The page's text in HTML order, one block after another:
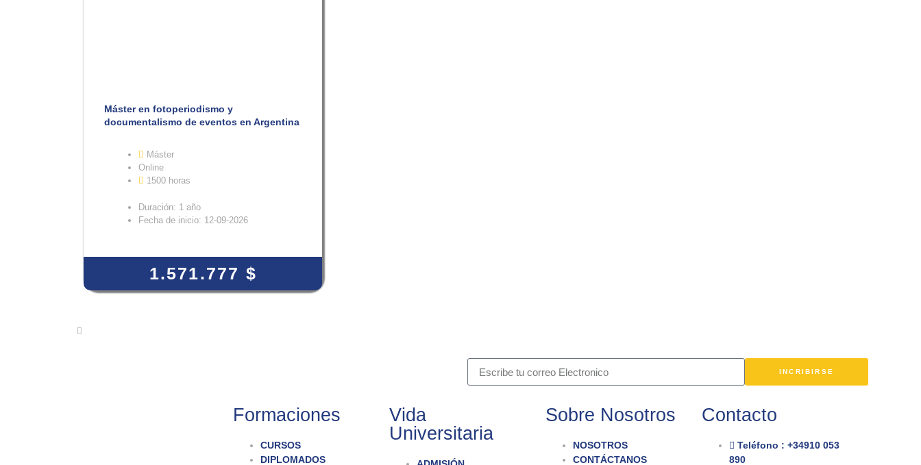
Máster en fotoperiodismo y
documentalismo de eventos en Argentina
Máster
Online
1500 horas
Duración: 1 año
Fecha de inicio: 12-09-2026
1.571.777 $
INCRIBIRSE
Formaciones
CURSOS
DIPLOMADOS
Vida
Universitaria
Sobre Nosotros
NOSOTROS
CONTÁCTANOS
Contacto
Teléfono : +34910 053
890